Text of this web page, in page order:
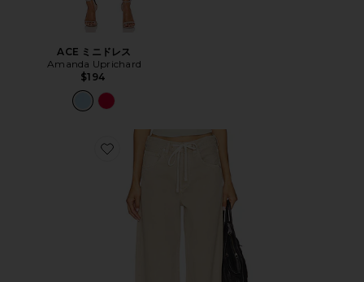
ACE ミニドレス
Amanda Uprichard
$194
Favorite BRYNN トラウザー